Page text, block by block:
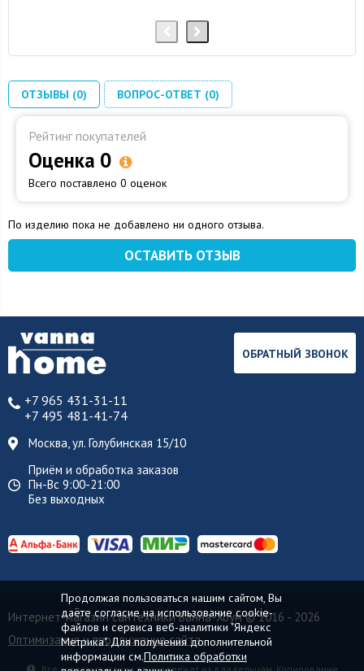
ОТЗЫВЫ (0) ВОПРОС-ОТВЕТ (0)
Рейтинг покупателей
Оценка 0
Всего поставлено 0 оценок
По изделию пока не добавлено ни одного отзыва.
ОСТАВИТЬ ОТЗЫВ
+7 965 431-31-11
+7 495 481-41-74
Москва, ул. Голубинская 15/10
Приём и обработка заказов
Пн-Вс 9:00-21:00
Без выходных
ОБРАТНЫЙ ЗВОНОК
Интернет-магазин сантехники Ванна-Хоум© 2016 - 2026
Оптимизация и продвижение сайта
Продолжая пользоваться нашим сайтом, Вы
даёте согласие на использование cookie-
файлов и сервиса веб-аналитики "Яндекс
Метрика". Для получения дополнительной
информации см.Политика обработки